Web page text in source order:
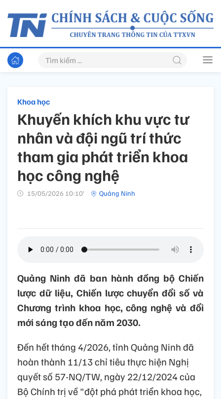
Khoa học
Khuyến khích khu vực tư
nhân và đội ngũ trí thức
tham gia phát triển khoa
học công nghệ
15/05/2026 10:10’ Quảng Ninh
Quảng Ninh đã ban hành đồng bộ Chiến
lược dữ liệu, Chiến lược chuyển đổi số và
Chương trình khoa học, công nghệ và đổi
mới sáng tạo đến năm 2030.
Đến hết tháng 4/2026, tỉnh Quảng Ninh đã
hoàn thành 11/13 chỉ tiêu thực hiện Nghị
quyết số 57-NQ/TW, ngày 22/12/2024 của
Bộ Chính trị về "đột phá phát triển khoa học,